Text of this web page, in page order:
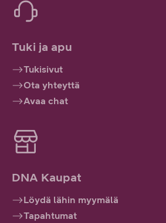
Tuki ja apu
Tukisivut
Ota yhteyttä
Avaa chat
DNA Kaupat
Löydä lähin myymälä
Tapahtumat